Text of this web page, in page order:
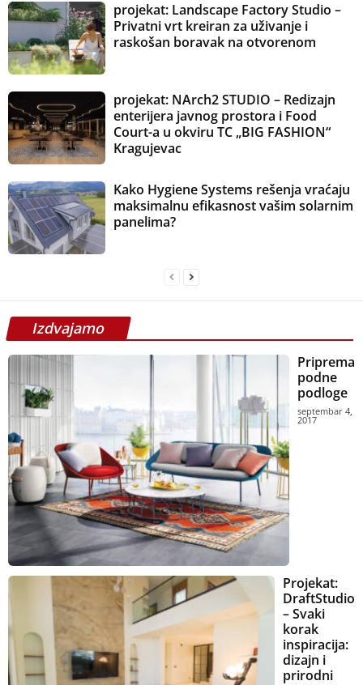
projekat: Landscape Factory Studio –
Privatni vrt kreiran za uživanje i
raskošan boravak na otvorenom
projekat: NArch2 STUDIO – Redizajn
enterijera javnog prostora i Food
Court-a u okviru TC „BIG FASHION“
Kragujevac
Kako Hygiene Systems rešenja vraćaju
maksimalnu efikasnost vašim solarnim
panelima?
Izdvajamo
Priprema
podne
podloge
septembar 4,
2017
Projekat:
DraftStudio
– Svaki
korak
inspiracija:
dizajn i
prirodni